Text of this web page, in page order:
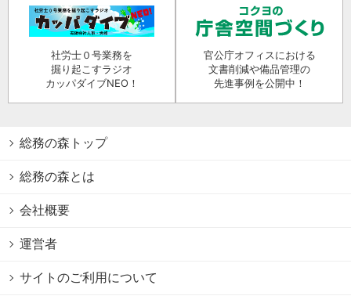
社労士０号業務を
掘り起こすラジオ
カッパダイブNEO！
官公庁オフィスにおける
文書削減や備品管理の
先進事例を公開中！
総務の森トップ
総務の森とは
会社概要
運営者
サイトのご利用について